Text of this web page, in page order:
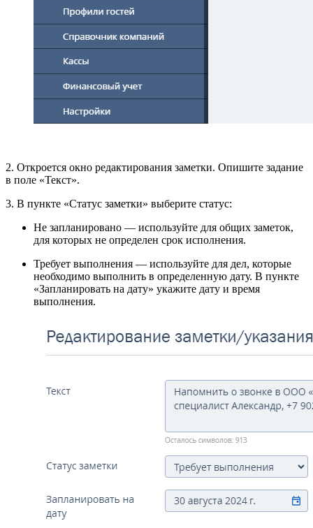
2. Откроется окно редактирования заметки. Опишите задание
в поле «Текст».
3. В пункте «Статус заметки» выберите статус:
Не запланировано — используйте для общих заметок,
для которых не определен срок исполнения.
Требует выполнения — используйте для дел, которые
необходимо выполнить в определенную дату. В пункте
«Запланировать на дату» укажите дату и время
выполнения.